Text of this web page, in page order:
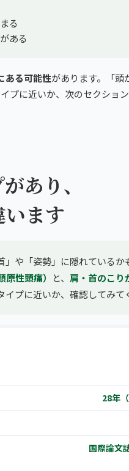
る
ある
ある可能性があります。「頭
プに近いか、次のセクショ
あり、
ます
や「姿勢」に隠れているか
性頭痛） と、 肩・首のこり
プに近いか、確認してみて
28年
国際論文